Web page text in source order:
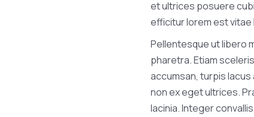
et ultrices posuere
efficitur lorem est vitae
Pellentesque ut libero
pharetra. Etiam
accumsan, turpis lacus
non ex eget ultrices.
lacinia. Integer